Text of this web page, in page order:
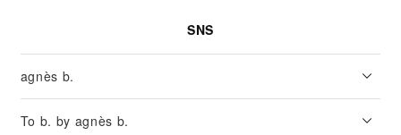
SNS
agnès b.
To b. by agnès b.